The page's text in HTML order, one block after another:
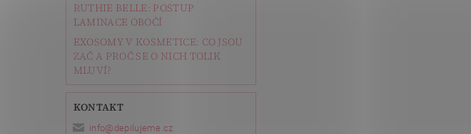
RUTHIE BELLE: POSTUP
LAMINACE OBOČÍ
EXOSOMY V KOSMETICE: CO JSOU
ZAČ A PROČ SE O NICH TOLIK
MLUVÍ?
KONTAKT
info@ depilujeme.cz